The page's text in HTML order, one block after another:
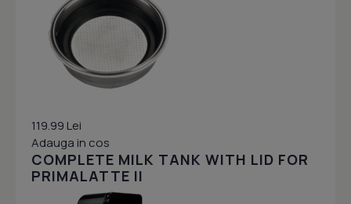
119.99 Lei
Adauga in cos
COMPLETE MILK TANK WITH LID FOR
PRIMALATTE II